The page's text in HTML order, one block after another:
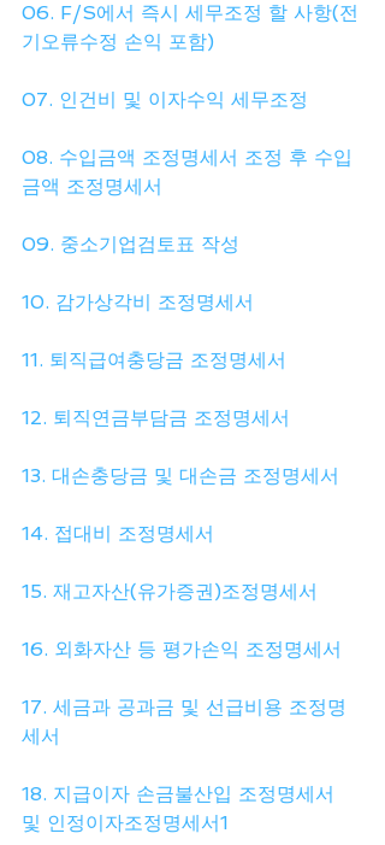
06. F/S에서 즉시 세무조정 할 사항(전
기오류수정 손익 포함)
07. 인건비 및 이자수익 세무조정
08. 수입금액 조정명세서 조정 후 수입
금액 조정명세서
09. 중소기업검토표 작성
10. 감가상각비 조정명세서
11. 퇴직급여충당금 조정명세서
12. 퇴직연금부담금 조정명세서
13. 대손충당금 및 대손금 조정명세서
14. 접대비 조정명세서
15. 재고자산(유가증권)조정명세서
16. 외화자산 등 평가손익 조정명세서
17. 세금과 공과금 및 선급비용 조정명
세서
18. 지급이자 손금불산입 조정명세서
및 인정이자조정명세서1